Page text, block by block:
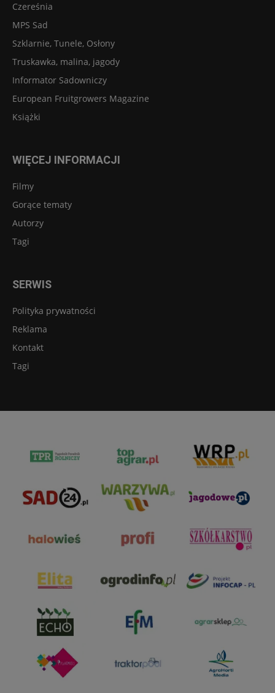
Czereśnia
MPS Sad
Szklarnie, Tunele, Osłony
Truskawka, malina, jagody
Informator Sadowniczy
European Fruitgrowers Magazine
Książki
WIĘCEJ INFORMACJI
Filmy
Gorące tematy
Autorzy
Tagi
SERWIS
Polityka prywatności
Reklama
Kontakt
Tagi